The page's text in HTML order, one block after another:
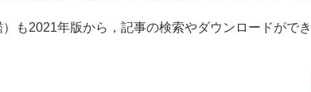
も2021年版から，記事の検索やダウンロードがで